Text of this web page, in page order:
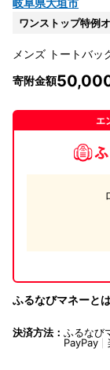
岐阜県大垣市
ワンストップ特例
メンズ トートバッ
寄附金額
エ
ふるなびマネーと
決済方法： ふるなび
PayPay